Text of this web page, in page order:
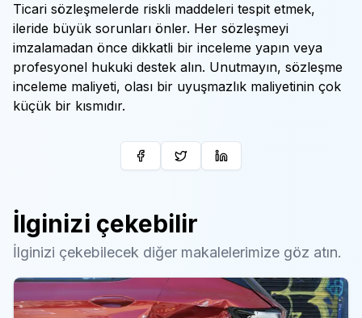
Ticari sözleşmelerde riskli maddeleri tespit etmek,
ileride büyük sorunları önler. Her sözleşmeyi
imzalamadan önce dikkatli bir inceleme yapın veya
profesyonel hukuki destek alın. Unutmayın, sözleşme
inceleme maliyeti, olası bir uyuşmazlık maliyetinin çok
küçük bir kısmıdır.
Share on Facebook
Share on Twitter
Share on LinkedIn
İlginizi çekebilir
İlginizi çekebilecek diğer makalelerimize göz atın.